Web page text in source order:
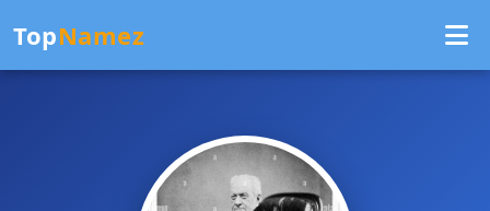
TopNamez